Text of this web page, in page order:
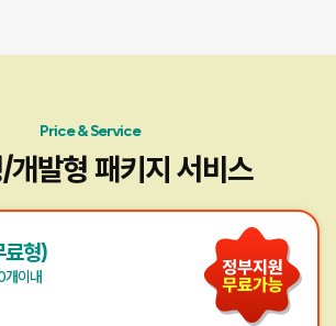
Price & Service
개발형 패키지 서비스
료형)
개이내